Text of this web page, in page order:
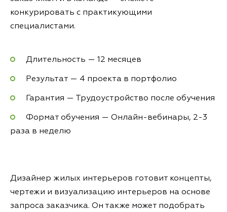
конкурировать с практикующими
специалистами.
Длительность — 12 месяцев
Результат — 4 проекта в портфолио
Гарантия — Трудоустройство после обучения
Формат обучения — Онлайн-вебинары, 2-3
раза в неделю
Дизайнер жилых интерьеров готовит концепты,
чертежи и визуализацию интерьеров на основе
запроса заказчика. Он также может подобрать